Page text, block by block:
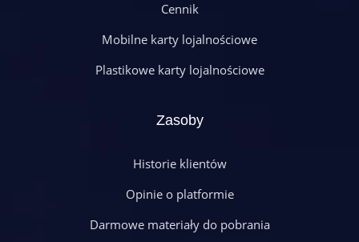
Cennik
Mobilne karty lojalnościowe
Plastikowe karty lojalnościowe
Zasoby
Historie klientów
Opinie o platformie
Darmowe materiały do pobrania